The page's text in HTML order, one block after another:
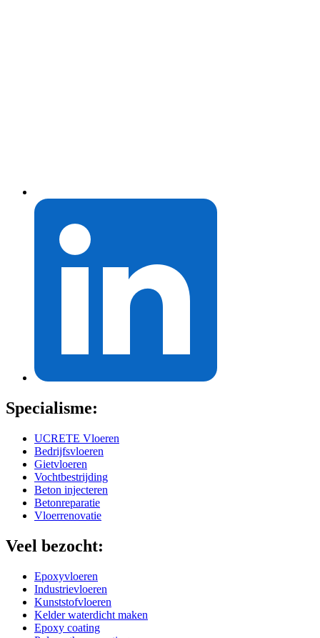
Specialisme:
UCRETE Vloeren
Bedrijfsvloeren
Gietvloeren
Vochtbestrijding
Beton injecteren
Betonreparatie
Vloerrenovatie
Veel bezocht:
Epoxyvloeren
Industrievloeren
Kunststofvloeren
Kelder waterdicht maken
Epoxy coating